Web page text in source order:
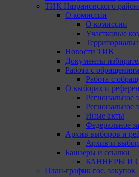
ТИК Назрановского
О комиссии
О комиссии
Участковые
Новости ТИК
Документы
Работа с
Работа с
О выборах и
Региональное
Региональное
Иные акты
Федеральное
Архив выборов и
Архив и
Баннеры и ссылки
БАННЕРЫ И
План-график гос. закупок